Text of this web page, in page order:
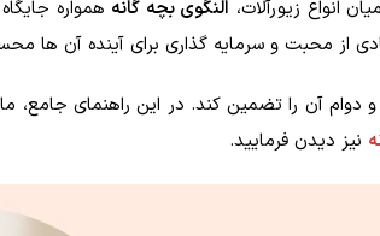
انواع زیورآلات، النگوی بچه گانه همواره
از محبت و سرمایه گذاری برای آینده آن ها
آن را تضمین کند. در این راهنمای جامع، ما
نیز دیدن فرمایید.